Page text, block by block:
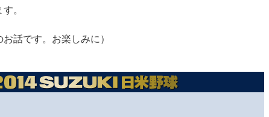
。
話です。お楽しみに）